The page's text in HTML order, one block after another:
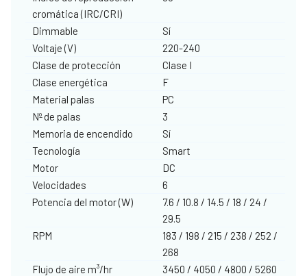
cromática (IRC/CRI)
Dimmable
Sí
Voltaje (V)
220-240
Clase de protección
Clase I
Clase energética
F
Material palas
PC
Nº de palas
3
Memoria de encendido
Sí
Tecnología
Smart
Motor
DC
Velocidades
6
Potencia del motor (W)
7.6 / 10.8 / 14.5 / 18 / 24 /
29.5
RPM
183 / 198 / 215 / 238 / 252 /
268
Flujo de aire m³/hr
3450 / 4050 / 4800 / 5260